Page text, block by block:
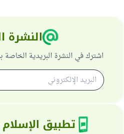
النشرة
اشترك في النشرة البريدية
تطبيق